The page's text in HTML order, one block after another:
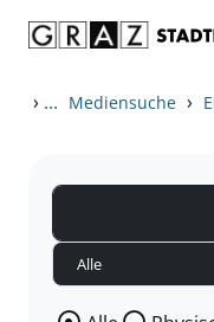
› ... Mediensuche ›